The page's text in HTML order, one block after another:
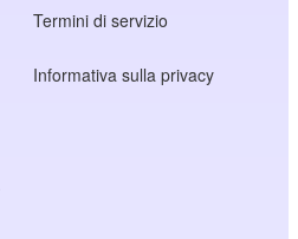
Termini di servizio
Informativa sulla privacy